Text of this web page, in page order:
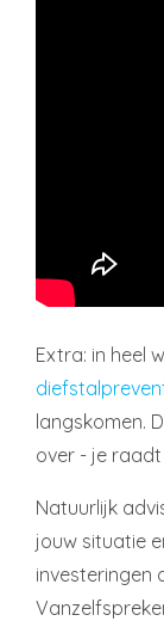
Extra: in heel
langskomen.
over - je raadt
Natuurlijk
jouw situatie
investeringen